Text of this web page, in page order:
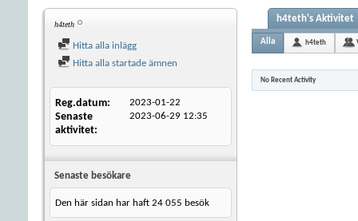
h4teth
Hitta alla inlägg
Hitta alla startade ämnen
Reg.datum 2023-01-22
Senaste
aktivitet
2023-06-29 12:35
Senaste besökare
Den här sidan har haft 24 055 besök
h4teth's Aktivitet
Alla h4teth
No Recent Activity